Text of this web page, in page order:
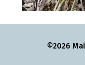
©2026